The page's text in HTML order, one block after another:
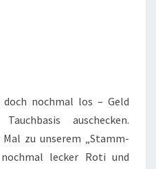
nochmal los – Geld
auschecken.
zu unserem „Stamm-
lecker Roti und